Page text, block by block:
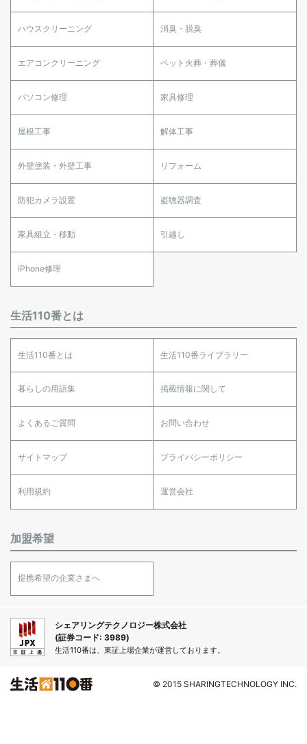
ハウスクリーニング 消臭・脱臭
エアコンクリーニング ペット火葬・葬儀
パソコン修理 家具修理
屋根工事 解体工事
外壁塗装・外壁工事 リフォーム
防犯カメラ設置 盗聴器調査
家具組立・移動 引越し
iPhone修理
生活110番とは
生活110番とは 生活110番ライブラリー
暮らしの用語集 掲載情報に関して
よくあるご質問 お問い合わせ
サイトマップ プライバシーポリシー
利用規約 運営会社
加盟希望
提携希望の企業さまへ
シェアリングテクノロジー株式会社
(証券コード: 3989)
生活110番は、東証上場企業が運営しております。
© 2015 SHARINGTECHNOLOGY INC.